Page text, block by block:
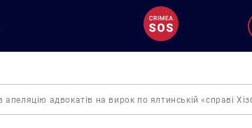
адвокатів на вирок по ялтинській «справі